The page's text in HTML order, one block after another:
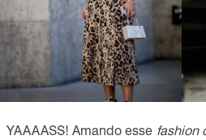
YAAAASS! Amando esse fashion